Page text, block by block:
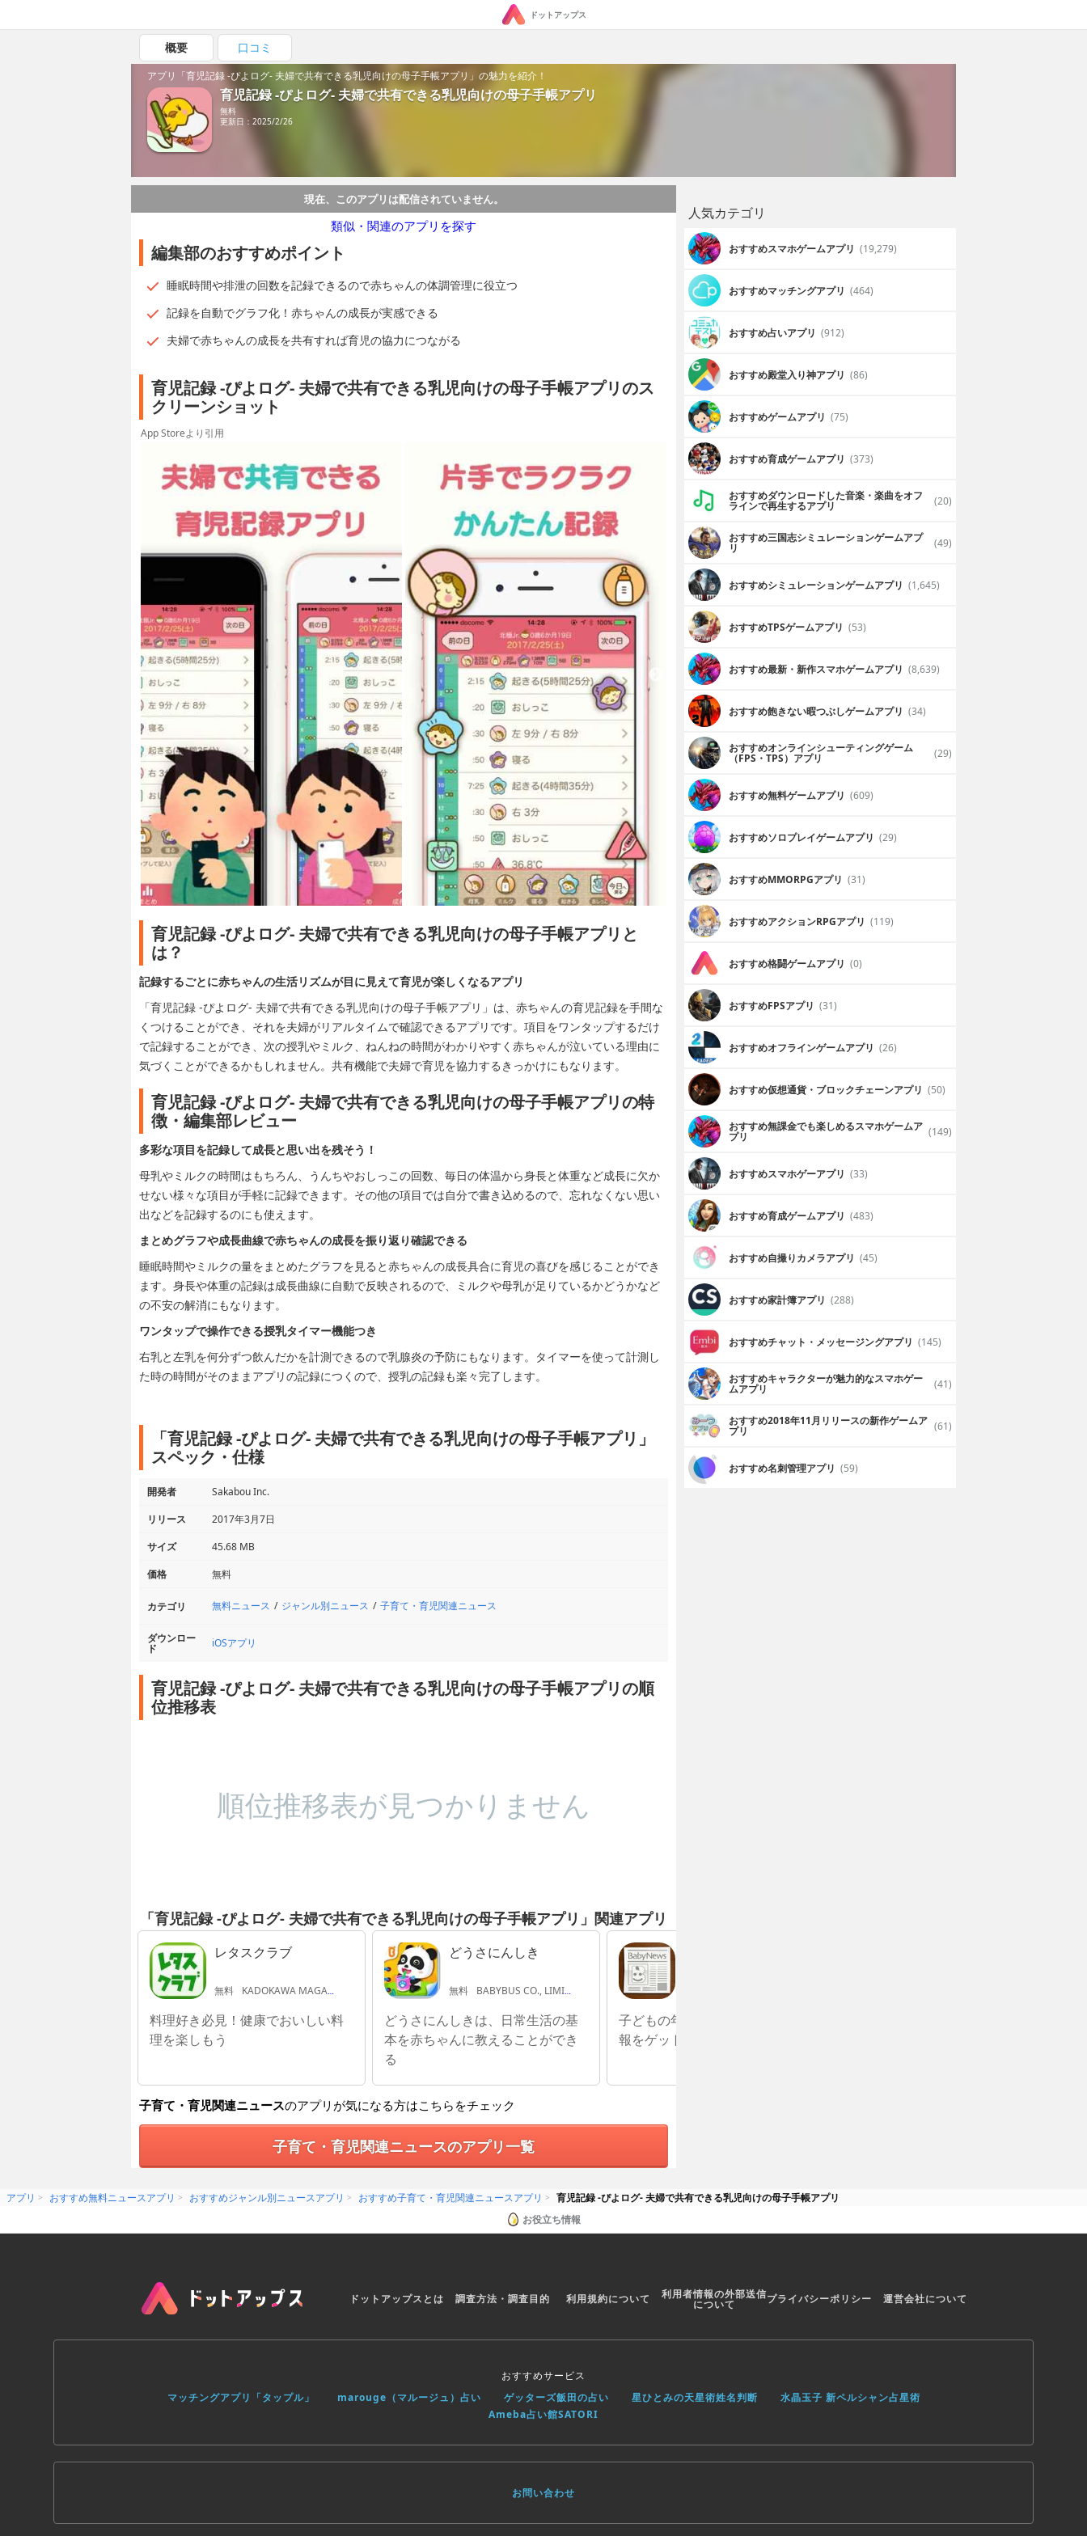
ドットアップス
概要 口コミ
アプリ「育児記録 -ぴよログ- 夫婦で共有できる乳児向けの母子手帳アプリ」の魅力を紹介！
育児記録 -ぴよログ- 夫婦で共有できる乳児向けの母子手帳アプリ
無料
更新日：2025/2/26
現在、このアプリは配信されていません。
類似・関連のアプリを探す
編集部のおすすめポイント
睡眠時間や排泄の回数を記録できるので赤ちゃんの体調管理に役立つ
記録を自動でグラフ化！赤ちゃんの成長が実感できる
夫婦で赤ちゃんの成長を共有すれば育児の協力につながる
育児記録 -ぴよログ- 夫婦で共有できる乳児向けの母子手帳アプリのス
クリーンショット
App Storeより引用
育児記録 -ぴよログ- 夫婦で共有できる乳児向けの母子手帳アプリと
は？
記録するごとに赤ちゃんの生活リズムが目に見えて育児が楽しくなるアプリ
「育児記録 -ぴよログ- 夫婦で共有できる乳児向けの母子手帳アプリ」は、赤ちゃんの育児記録を手間な
くつけることができ、それを夫婦がリアルタイムで確認できるアプリです。項目をワンタップするだけ
で記録することができ、次の授乳やミルク、ねんねの時間がわかりやすく赤ちゃんが泣いている理由に
気づくことができるかもしれません。共有機能で夫婦で育児を協力するきっかけにもなります。
育児記録 -ぴよログ- 夫婦で共有できる乳児向けの母子手帳アプリの特
徴・編集部レビュー
多彩な項目を記録して成長と思い出を残そう！
母乳やミルクの時間はもちろん、うんちやおしっこの回数、毎日の体温から身長と体重など成長に欠か
せない様々な項目が手軽に記録できます。その他の項目では自分で書き込めるので、忘れなくない思い
出などを記録するのにも使えます。
まとめグラフや成長曲線で赤ちゃんの成長を振り返り確認できる
睡眠時間やミルクの量をまとめたグラフを見ると赤ちゃんの成長具合に育児の喜びを感じることができ
ます。身長や体重の記録は成長曲線に自動で反映されるので、ミルクや母乳が足りているかどうかなど
の不安の解消にもなります。
ワンタップで操作できる授乳タイマー機能つき
右乳と左乳を何分ずつ飲んだかを計測できるので乳腺炎の予防にもなります。タイマーを使って計測し
た時の時間がそのままアプリの記録につくので、授乳の記録も楽々完了します。
「育児記録 -ぴよログ- 夫婦で共有できる乳児向けの母子手帳アプリ」
スペック・仕様
開発者
Sakabou Inc.
リリース
2017年3月7日
サイズ
45.68 MB
価格
無料
カテゴリ 無料ニュース ジャンル別ニュース 子育て・育児関連ニュース
ダウンロー
ド iOSアプリ
育児記録 -ぴよログ- 夫婦で共有できる乳児向けの母子手帳アプリの順
位推移表
順位推移表が見つかりません
「育児記録 -ぴよログ- 夫婦で共有できる乳児向けの母子手帳アプリ」関連アプリ
レタスクラブ
無料 KADOKAWA MAGAZINES INC
料理好き必見！健康でおいしい料
理を楽しもう
どうさにんしき
無料 BABYBUS CO., LIMITED
どうさにんしきは、日常生活の基
本を赤ちゃんに教えることができ
る
子どもの年齢を設定してお得な情
報をゲットしましょう
子育て・育児関連ニュースのアプリが気になる方はこちらをチェック
子育て・育児関連ニュースのアプリ一覧
人気カテゴリ
おすすめスマホゲームアプリ (19,279)
おすすめマッチングアプリ (464)
おすすめ占いアプリ (912)
おすすめ殿堂入り神アプリ (86)
おすすめゲームアプリ (75)
おすすめ育成ゲームアプリ (373)
おすすめダウンロードした音楽・楽曲をオフ
ラインで再生するアプリ (20)
おすすめ三国志シミュレーションゲームアプ
リ (49)
おすすめシミュレーションゲームアプリ (1,645)
おすすめTPSゲームアプリ (53)
おすすめ最新・新作スマホゲームアプリ (8,639)
おすすめ飽きない暇つぶしゲームアプリ (34)
おすすめオンラインシューティングゲーム
（FPS・TPS）アプリ (29)
おすすめ無料ゲームアプリ (609)
おすすめソロプレイゲームアプリ (29)
おすすめ MMORPGアプリ (31)
おすすめアクションRPGアプリ (119)
おすすめ格闘ゲームアプリ (0)
おすすめFPSアプリ (31)
おすすめオフラインゲームアプリ (26)
おすすめ仮想通貨・ブロックチェーンアプリ (50)
おすすめ無課金でも楽しめるスマホゲームア
プリ (149)
おすすめスマホゲーアプリ (33)
おすすめ育成ゲームアプリ (483)
おすすめ自撮りカメラアプリ (45)
おすすめ家計簿アプリ (288)
おすすめチャット・メッセージングアプリ (145)
おすすめキャラクターが魅力的なスマホゲー
ムアプリ (41)
おすすめ2018年11月リリースの新作ゲームア
プリ (61)
おすすめ名刺管理アプリ (59)
アプリ おすすめ無料ニュースアプリ おすすめジャンル別ニュースアプリ おすすめ子育て・育児関連ニュースアプリ
育児記録 -ぴよログ- 夫婦で共有できる乳児向けの母子手帳アプリ
お役立ち情報
ドットアップスとは 調査方法・調査目的 利用規約について 利用者情報の外部送信
について プライバシーポリシー 運営会社について
おすすめサービス
マッチングアプリ「タップル」
marouge（マルージュ）占い ゲッターズ飯田の占い 星ひとみの天星術姓名判断
水晶玉子 新ペルシャン占星術
Ameba占い館SATORI
お問い合わせ